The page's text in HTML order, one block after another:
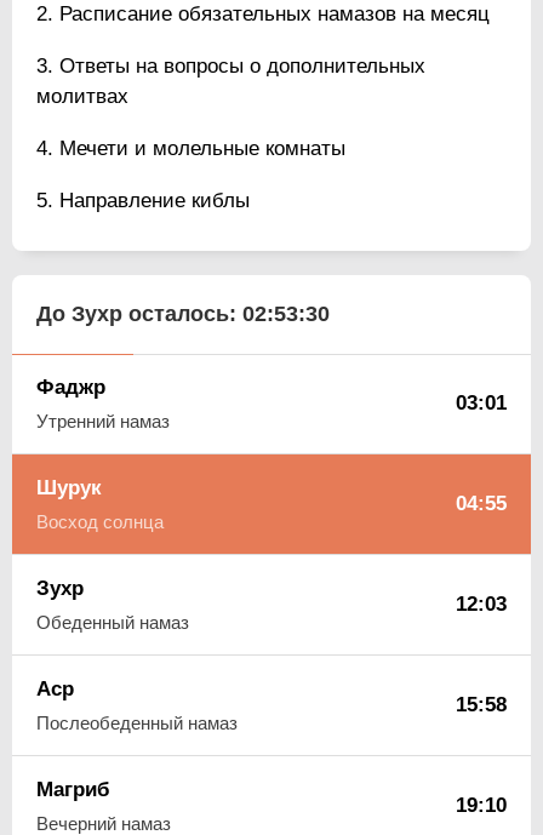
Расписание обязательных намазов на месяц
Ответы на вопросы о дополнительных
молитвах
Мечети и молельные комнаты
Направление киблы
До Зухр осталось: 02:53:30
Фаджр
Утренний намаз
03:01
Шурук
Восход солнца
04:55
Зухр
Обеденный намаз
12:03
Аср
Послеобеденный намаз
15:58
Магриб
Вечерний намаз
19:10